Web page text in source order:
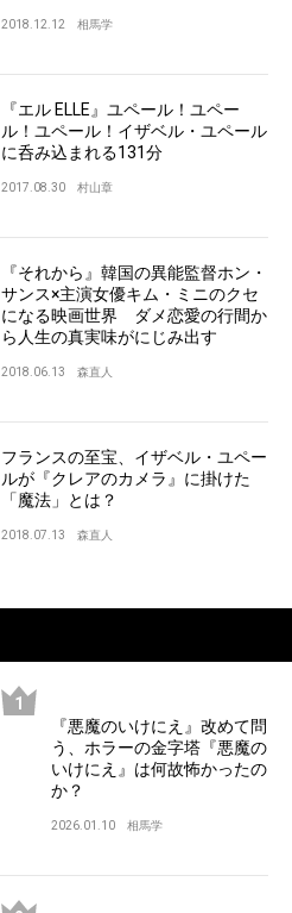
2018.12.12 相馬学
『エル ELLE』ユペール！ユペー
ル！ユペール！イザベル・ユペール
に呑み込まれる131分
2017.08.30 村山章
『それから』韓国の異能監督ホン・
サンス×主演女優キム・ミニのクセ
になる映画世界 ダメ恋愛の行間か
ら人生の真実味がにじみ出す
2018.06.13 森直人
フランスの至宝、イザベル・ユペー
ルが『クレアのカメラ』に掛けた
「魔法」とは？
2018.07.13 森直人
『悪魔のいけにえ』改めて問
う、ホラーの金字塔『悪魔の
いけにえ』は何故怖かったの
か？
2026.01.10 相馬学